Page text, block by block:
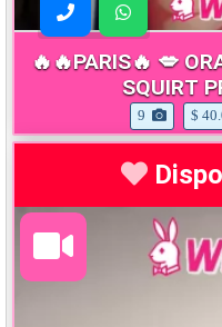
🔥🔥PARIS🔥 💋
SQUIRT
9 $